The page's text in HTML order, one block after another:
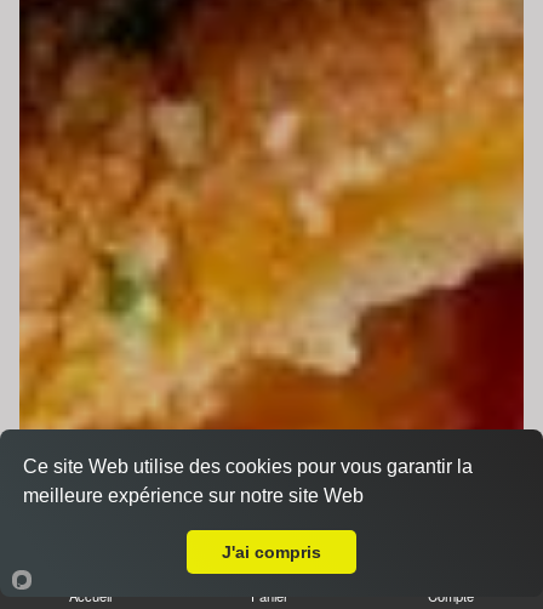
Accueil Panier Compte
Ce site Web utilise des cookies pour vous garantir la
meilleure expérience sur notre site Web
J'ai compris